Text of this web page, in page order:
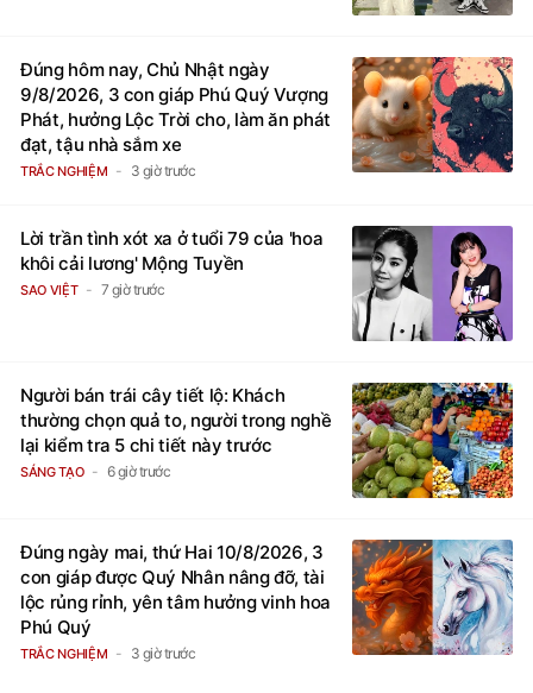
Đúng hôm nay, Chủ Nhật ngày
9/8/2026, 3 con giáp Phú Quý Vượng
Phát, hưởng Lộc Trời cho, làm ăn phát
đạt, tậu nhà sắm xe
TRẮC NGHIỆM 3 giờ trước
Lời trần tình xót xa ở tuổi 79 của 'hoa
khôi cải lương' Mộng Tuyền
SAO VIỆT 7 giờ trước
Người bán trái cây tiết lộ: Khách
thường chọn quả to, người trong nghề
lại kiểm tra 5 chi tiết này trước
SÁNG TẠO 6 giờ trước
Đúng ngày mai, thứ Hai 10/8/2026, 3
con giáp được Quý Nhân nâng đỡ, tài
lộc rủng rỉnh, yên tâm hưởng vinh hoa
Phú Quý
TRẮC NGHIỆM 3 giờ trước